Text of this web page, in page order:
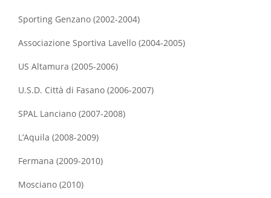
Sporting Genzano (2002-2004)
Associazione Sportiva Lavello (2004-2005)
US Altamura (2005-2006)
U.S.D. Città di Fasano (2006-2007)
SPAL Lanciano (2007-2008)
L’Aquila (2008-2009)
Fermana (2009-2010)
Mosciano (2010)